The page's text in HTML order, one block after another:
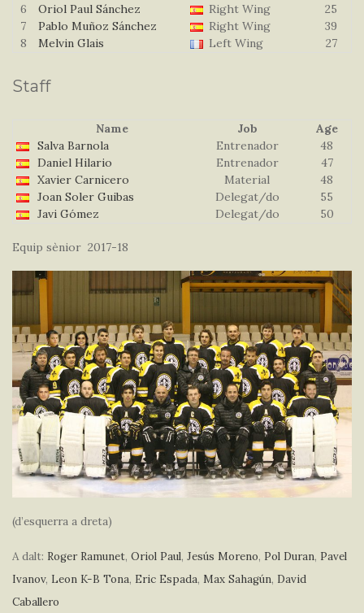
6
Oriol Paul Sánchez Right Wing
25
7
Pablo Muñoz Sánchez Right Wing
39
8
Melvin Glais Left Wing 27
Staff
Name Job
Age
Salva Barnola
Entrenador
48
Daniel Hilario
Entrenador
47
Xavier Carnicero
Material
48
Joan Soler Guibas
Delegat/do
55
Javi Gómez
Delegat/do 50
Equip sènior 2017-18
(d’esquerra a dreta)
A dalt: Roger Ramunet, Oriol Paul, Jesús Moreno, Pol Duran, Pavel
Ivanov, Leon K-B Tona, Eric Espada, Max Sahagún, David
Caballero